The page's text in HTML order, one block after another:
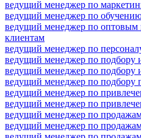
ведущий менеджер по
ведущий менеджер по
ведущий менеджер по
клиентам
ведущий менеджер по
ведущий менеджер по подбору
ведущий менеджер по подбору
ведущий менеджер по подбору
ведущий менеджер по
ведущий менеджер по
ведущий менеджер по
ведущий менеджер по